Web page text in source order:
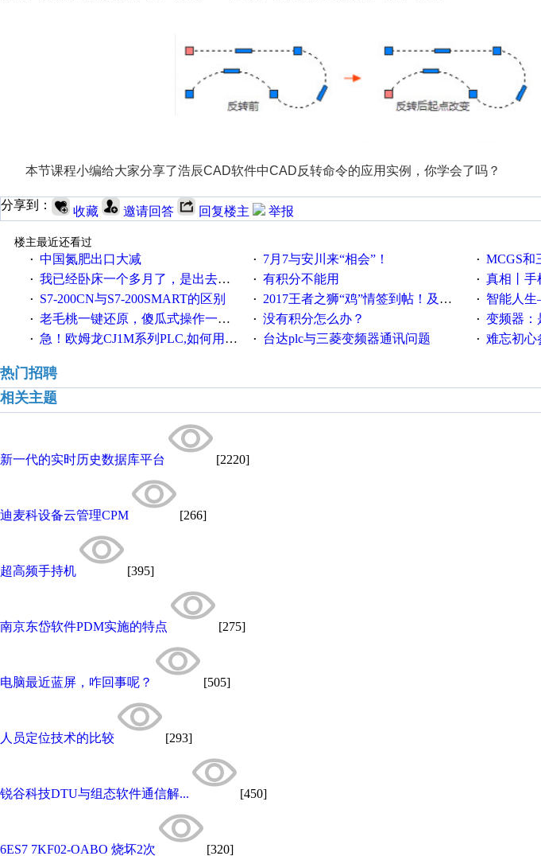
本节课程小编给大家分享了浩辰CAD软件中CAD反转命令的应用实例，你学会了吗？
分享到： 收藏 邀请回答 回复楼主 举报
楼主最近还看过
· 中国氮肥出口大减 · 7月7与安川来“相会”！ · MCGS和
· 我已经卧床一个多月了，是出去安装机械手在高速遭遇车祸所致:大家工作都要特别注意啊 · 有积分不能用 · 真相丨手机是
· S7-200CN与S7-200SMART的区别 · 2017王者之狮“鸡”情签到帖！及时更新在线研讨会预告 · 智能人生—一
· 老毛桃一键还原，傻瓜式操作一键轻松备份还原；程序为向导式安装，一键即可实现自动备份或还原系统。 · 没有积分怎么办？ · 变频器：是陈
· 急！欧姆龙CJ1M系列PLC,如何用时间控制变频器。要求时间在组态王中可以自由输入！拜托各位大神了！ · 台达plc与三菱变频器通讯问题 · 难忘初心
热门招聘
相关主题
新一代的实时历史数据库平台 [2220]
迪麦科设备云管理CPM [266]
超高频手持机 [395]
南京东岱软件PDM实施的特点 [275]
电脑最近蓝屏，咋回事呢？ [505]
人员定位技术的比较 [293]
锐谷科技DTU与组态软件通信解... [450]
6ES7 7KF02-OABO 烧坏2次 [320]